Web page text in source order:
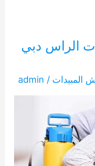
الراس دبي
المبيدات /
admin